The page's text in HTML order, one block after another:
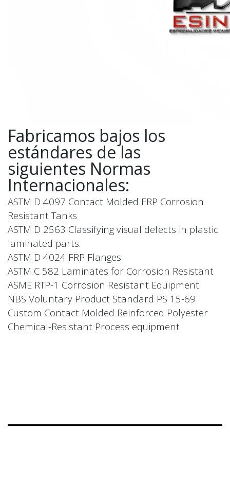
Fabricamos bajos los
estándares de las
siguientes Normas
Internacionales:
ASTM D 4097 Contact Molded FRP Corrosion
Resistant Tanks
ASTM D 2563 Classifying visual defects in plastic
laminated parts.
ASTM D 4024 FRP Flanges
ASTM C 582 Laminates for Corrosion Resistant
ASME RTP-1 Corrosion Resistant Equipment
NBS Voluntary Product Standard PS 15-69
Custom Contact Molded Reinforced Polyester
Chemical-Resistant Process equipment